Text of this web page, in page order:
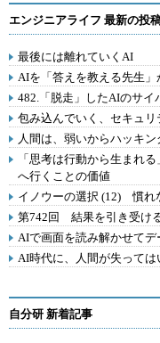
エンジニアライフ 最新の投
最後には離れていくAI
AIを「答えを教える先生
482.「脱走」したAIのサイ
包み込んでいく、セキュリ
人間は、弱いからハッキ
「思考は行動から生まれ
へ行くことの価値
イノウーの選択 (12) 慣れ
第742回 結果を引き受け
AIで画面を読み解かせて
AI時代に、人間が失って
自分研 新着記事